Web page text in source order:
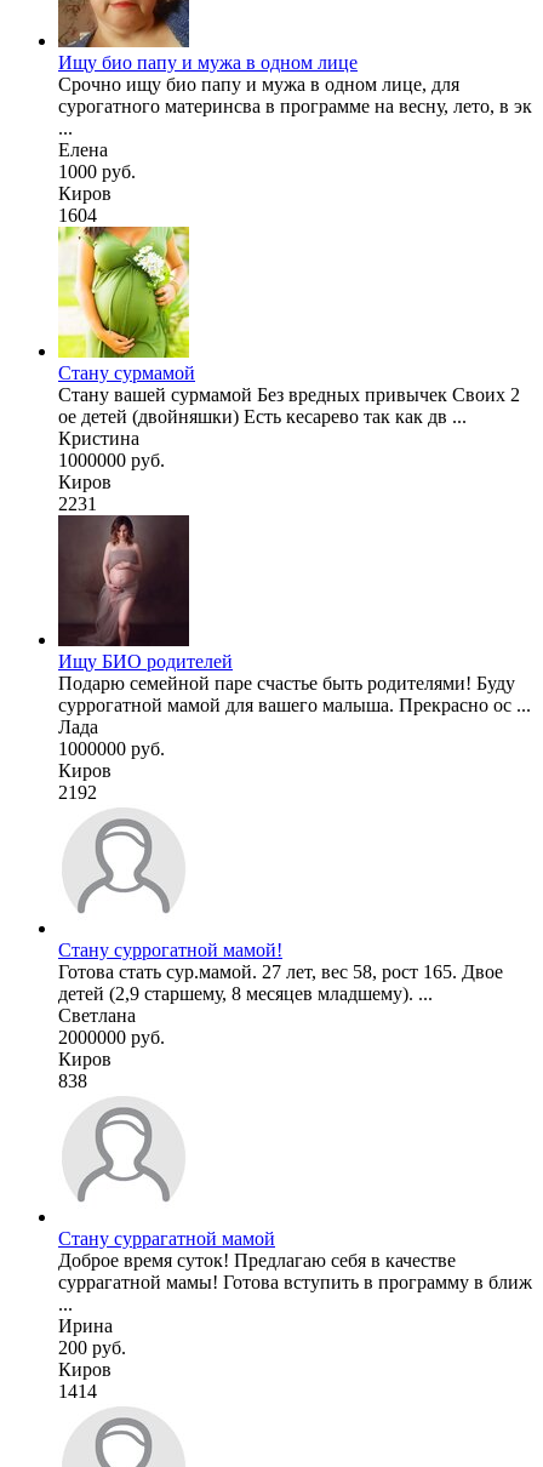
Ищу био папу и мужа в одном лице
Срочно ищу био папу и мужа в одном лице, для
сурогатного материнсва в программе на весну, лето, в эк
...
Елена
1000 руб.
Киров
1604
Стану сурмамой
Стану вашей сурмамой Без вредных привычек Своих 2
ое детей (двойняшки) Есть кесарево так как дв ...
Кристина
1000000 руб.
Киров
2231
Ищу БИО родителей
Подарю семейной паре счастье быть родителями! Буду
суррогатной мамой для вашего малыша. Прекрасно ос ...
Лада
1000000 руб.
Киров
2192
Стану суррогатной мамой!
Готова стать сур.мамой. 27 лет, вес 58, рост 165. Двое
детей (2,9 старшему, 8 месяцев младшему). ...
Светлана
2000000 руб.
Киров
838
Стану суррагатной мамой
Доброе время суток! Предлагаю себя в качестве
суррагатной мамы! Готова вступить в программу в ближ
...
Ирина
200 руб.
Киров
1414